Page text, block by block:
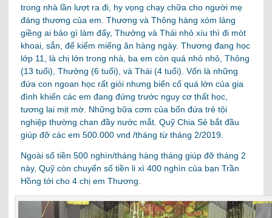
trong nhà lần lượt ra đi, hy vọng chạy chữa cho người mẹ
đáng thương của em. Thương và Thông hàng xóm láng
giềng ai bảo gì làm đấy, Thưởng và Thái nhỏ xíu thì đi mót
khoai, sắn, để kiếm miếng ăn hàng ngày. Thương đang học
lớp 11, là chị lớn trong nhà, ba em còn quá nhỏ nhỏ, Thông
(13 tuổi), Thưởng (6 tuổi), và Thái (4 tuổi). Vốn là những
đứa con ngoan học rất giỏi nhưng biến cố quá lớn của gia
đình khiến các em đang đứng trước nguy cơ thất học,
tương lai mịt mờ. Những bữa cơm của bốn đứa trẻ tội
nghiệp thường chan đầy nước mắt. Quỹ Chia Sẻ bắt đầu
giúp đỡ các em 500.000 vnd /tháng từ tháng 2/2019.
Ngoài số tiền 500 nghìn/tháng hàng tháng giúp đỡ tháng 2
này, Quỹ còn chuyển số tiền li xì 400 nghìn của bạn Trần
Hồng tới cho 4 chị em Thương.